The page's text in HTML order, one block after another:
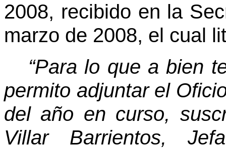
2008, recibido en la
marzo de 2008, el cual
“Para lo que a bien
permito adjuntar el
del año en curso,
Villar Barrientos,